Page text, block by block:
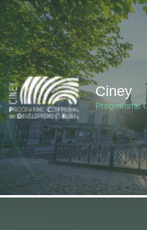
Aller
au
contenu
Ciney
Programme